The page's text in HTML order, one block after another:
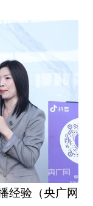
经验（央广网